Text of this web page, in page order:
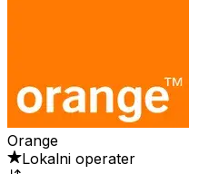
Orange
Lokalni operater